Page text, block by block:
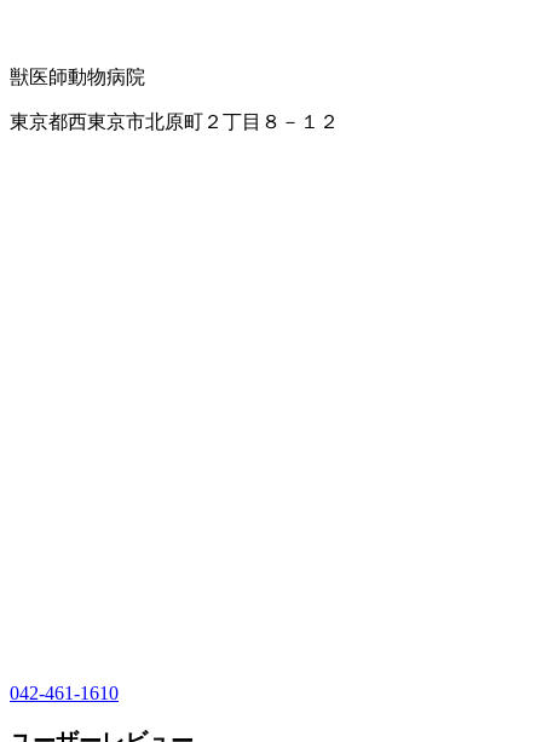
獣医師動物病院
東京都西東京市北原町２丁目８－１２
042-461-1610